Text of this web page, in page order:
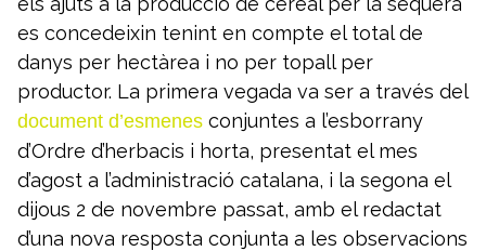
es concedeixin tenint en compte el total de
danys per hectàrea i no per topall per
productor. La primera vegada va ser a través del
document d’esmenes conjuntes a l’esborrany
d’Ordre d’herbacis i horta, presentat el mes
d’agost a l’administració catalana, i la segona el
dijous 2 de novembre passat, amb el redactat
d’una nova resposta conjunta a les observacions